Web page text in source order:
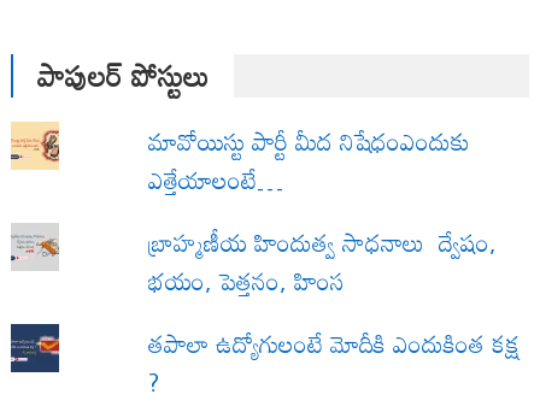
పాపులర్ పోస్టులు
మావోయిస్టు పార్టీ మీద నిషేధంఎందుకు
ఎత్తేయాలంటే…
బ్రాహ్మణీయ హిందుత్వ సాధనాలు ద్వేషం,
భయం, పెత్తనం, హింస
త‌పాలా ఉద్యోగులంటే మోదీకి ఎందుకింత కక్ష
?